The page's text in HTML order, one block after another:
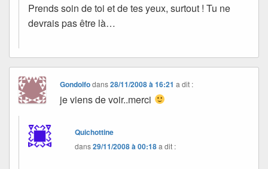
Prends soin de toi et de tes yeux, surtout ! Tu ne
devrais pas être là…
Gondolfodans28/11/2008 à 16:21 a dit :
je viens de voir..merci
Quichottine
dans29/11/2008 à 00:18a dit :